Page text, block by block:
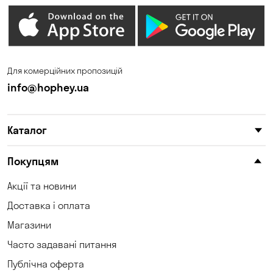
Дніпро Зазим’є
Кам'янське
Корсунці
Коцюбинське
Кривий Ріг
Для комерційних пропозицій
info@hophey.ua
Каталог
Покупцям
Акції та новини
Доставка і оплата
Магазини
Часто задавані питання
Публічна оферта